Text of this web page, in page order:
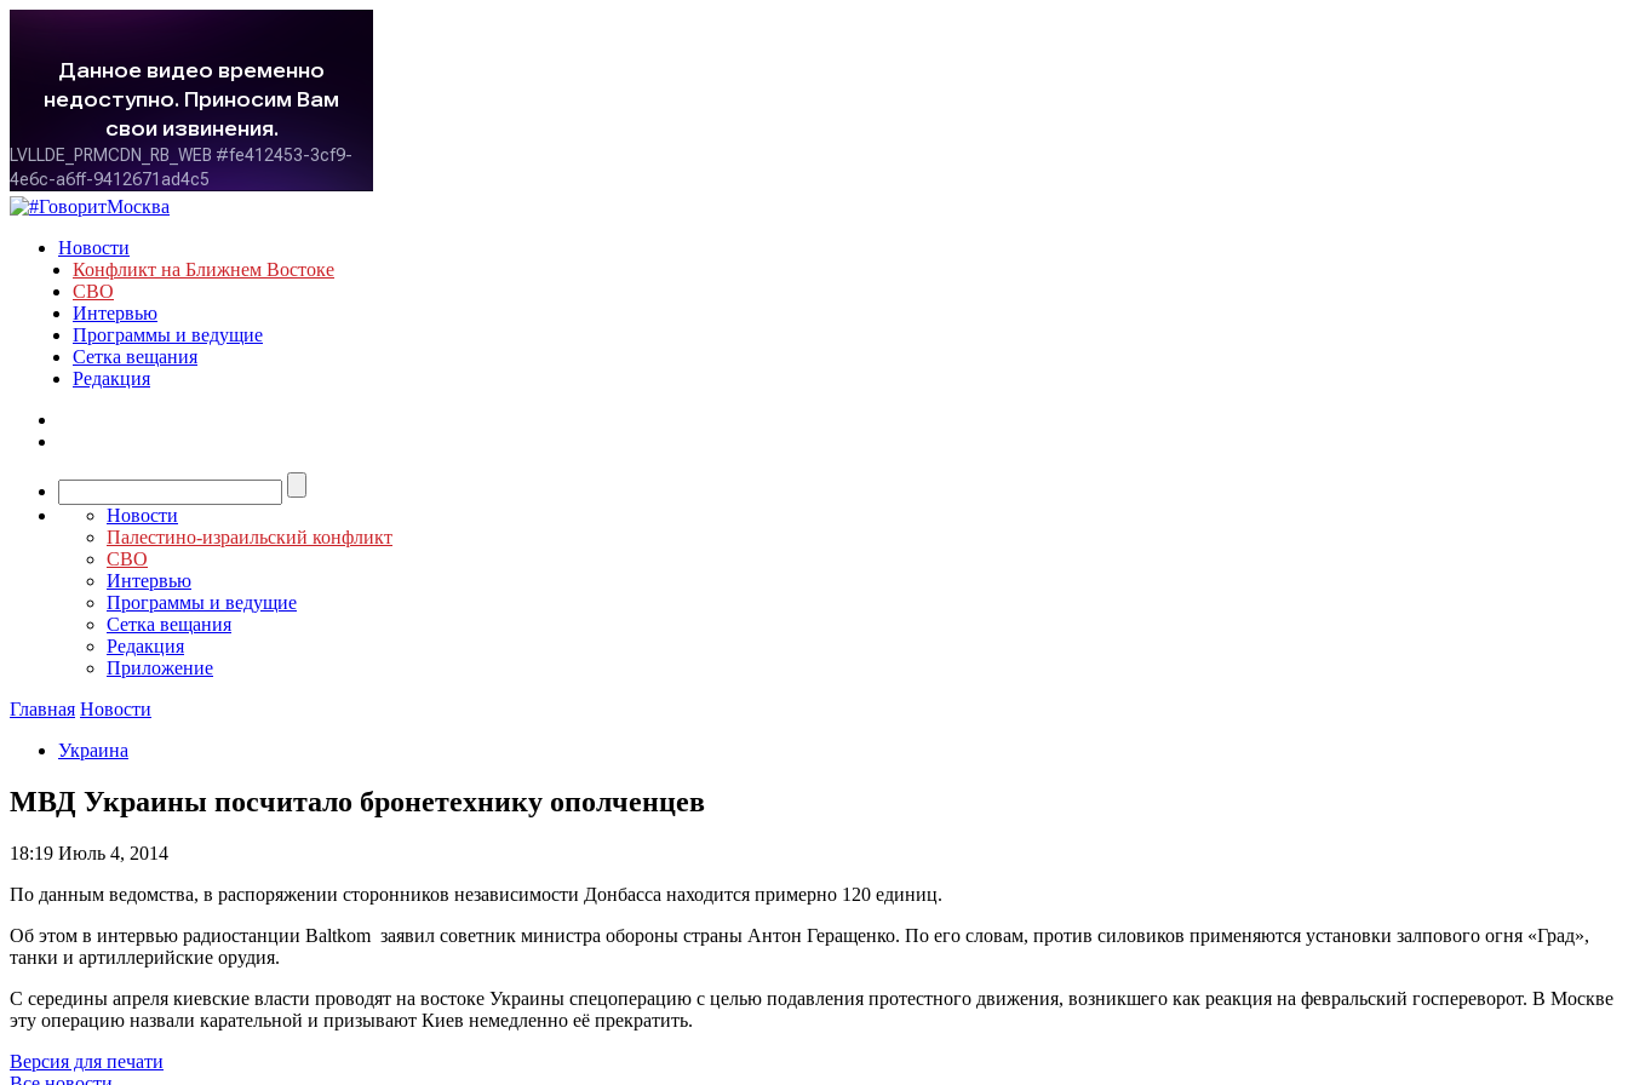
Новости
Конфликт на Ближнем Востоке
СВО
Интервью
Программы и ведущие
Сетка вещания
Редакция
Новости
Палестино-израильский конфликт
СВО
Интервью
Программы и ведущие
Сетка вещания
Редакция
Приложение
Главная Новости
Украина
МВД Украины посчитало бронетехнику ополченцев
18:19 Июль 4, 2014
По данным ведомства, в распоряжении сторонников независимости Донбасса находится примерно 120 единиц.
Об этом в интервью радиостанции Baltkom заявил советник министра обороны страны Антон Геращенко. По его словам, против силовиков применяются установки залпового огня «Град»,
танки и артиллерийские орудия.
С середины апреля киевские власти проводят на востоке Украины спецоперацию с целью подавления протестного движения, возникшего как реакция на февральский госпереворот. В Москве
эту операцию назвали карательной и призывают Киев немедленно её прекратить.
Версия для печати